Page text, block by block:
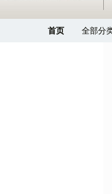
首页 全部分